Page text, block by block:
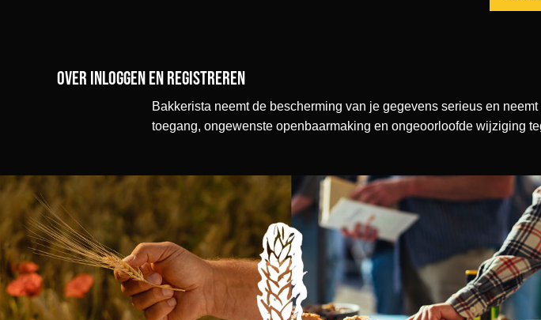
Over inloggen en registreren
Bakkerista neemt de bescherming van je gegevens serieus en
toegang, ongewenste openbaarmaking en ongeoorloofde wijziging